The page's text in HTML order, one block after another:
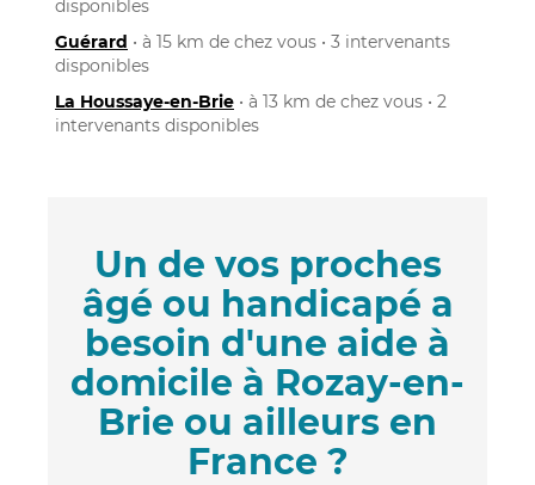
disponibles
Guérard • à 15 km de chez vous • 3 intervenants
disponibles
La Houssaye-en-Brie • à 13 km de chez vous • 2
intervenants disponibles
Un de vos proches
âgé ou handicapé a
besoin d'une aide à
domicile à Rozay-en-
Brie ou ailleurs en
France ?